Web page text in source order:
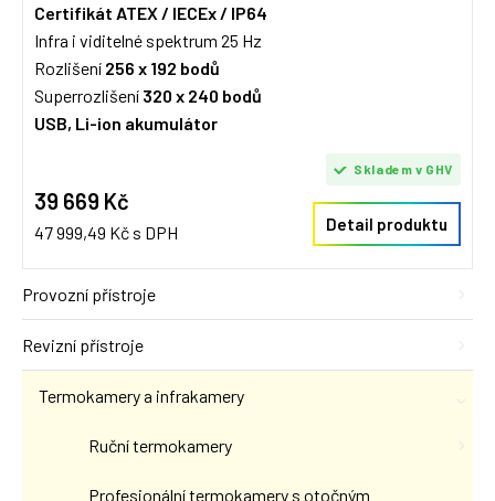
Provozní přístroje
Revizní přístroje
Termokamery a infrakamery
Ruční termokamery
Profesionální termokamery s otočným
Certifikát ATEX / IECEx / IP64
Infra i viditelné spektrum 25 Hz
Rozlišení 256 x 192 bodů
Superrozlišení 320 x 240 bodů
USB, Li-ion akumulátor
39 669 Kč
47 999,49 Kč s DPH
Skladem v GHV
Detail produktu